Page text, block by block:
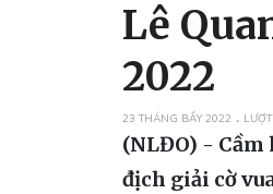
Lê
2022
23 THÁNG BẨY 2022
(NLĐO) - Cầm
địch giải cờ